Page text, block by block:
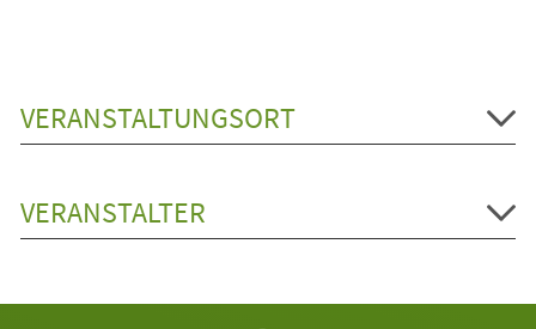
VERANSTALTUNGSORT
VERANSTALTER